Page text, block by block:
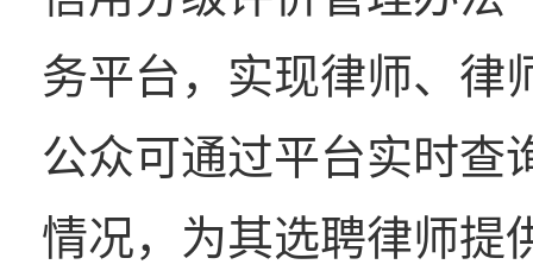
务平台，实现律师、律
公众可通过平台实时查
情况，为其选聘律师提